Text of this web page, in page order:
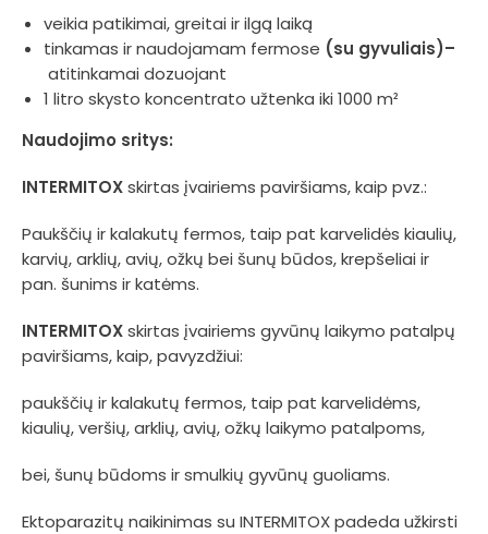
veikia patikimai, greitai ir ilgą laiką
tinkamas ir naudojamam fermose (su gyvuliais)–
atitinkamai dozuojant
1 litro skysto koncentrato užtenka iki 1000 m²
Naudojimo sritys:
INTERMITOXskirtas įvairiems paviršiams, kaip pvz.:
Paukščių ir kalakutų fermos, taip pat karvelidės kiaulių,
karvių, arklių, avių, ožkų bei šunų būdos, krepšeliai ir
pan. šunims ir katėms.
INTERMITOXskirtas įvairiems gyvūnų laikymo patalpų
paviršiams, kaip, pavyzdžiui:
paukščių ir kalakutų fermos, taip pat karvelidėms,
kiaulių, veršių, arklių, avių, ožkų laikymo patalpoms,
bei, šunų būdoms ir smulkių gyvūnų guoliams.
Ektoparazitų naikinimas su INTERMITOX padeda užkirsti